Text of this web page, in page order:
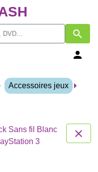
Accessoires jeux
Sans fil Blanc
3